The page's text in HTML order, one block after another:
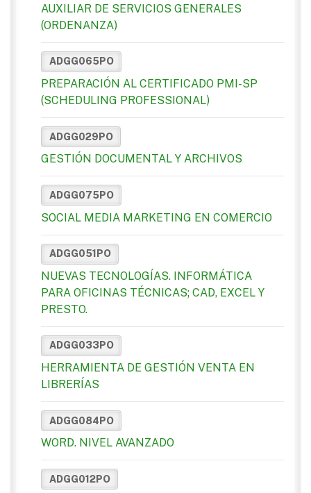
AUXILIAR DE SERVICIOS GENERALES
(ORDENANZA)
ADGG065PO
PREPARACIÓN AL CERTIFICADO PMI-SP
(SCHEDULING PROFESSIONAL)
ADGG029PO
GESTIÓN DOCUMENTAL Y ARCHIVOS
ADGG075PO
SOCIAL MEDIA MARKETING EN COMERCIO
ADGG051PO
NUEVAS TECNOLOGÍAS. INFORMÁTICA
PARA OFICINAS TÉCNICAS; CAD, EXCEL Y
PRESTO.
ADGG033PO
HERRAMIENTA DE GESTIÓN VENTA EN
LIBRERÍAS
ADGG084PO
WORD. NIVEL AVANZADO
ADGG012PO